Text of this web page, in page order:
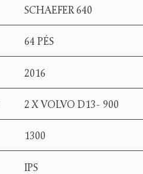
SCHAEFER 640
64 PÉS
2016
2 X VOLVO D13- 900
1300
IPS